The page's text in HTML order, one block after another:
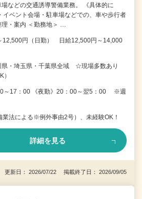
などの交通誘導警備業務。 《具体的に
ベント会場・駐車場などでの、車や歩行者
理・案内 ＜勤務地＞ …
12,500円（日勤） 日給12,500円～14,000
県・埼玉県・千葉県全域 ☆現場多数あり
）
～17：00 《夜勤》20：00～翌5：00 ※週
業法による※例外事由2号）、未経験OK！
詳細を見る
更新日： 2026/07/22 掲載終了日： 2026/09/05